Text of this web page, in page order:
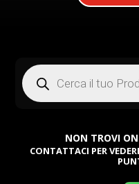
Products
search
NON TROVI
CONTATTACI PER